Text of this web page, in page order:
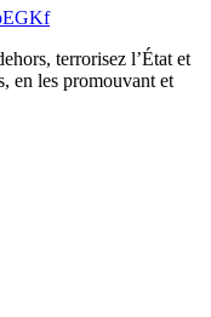
terrorisez l’État et
en les promouvant et